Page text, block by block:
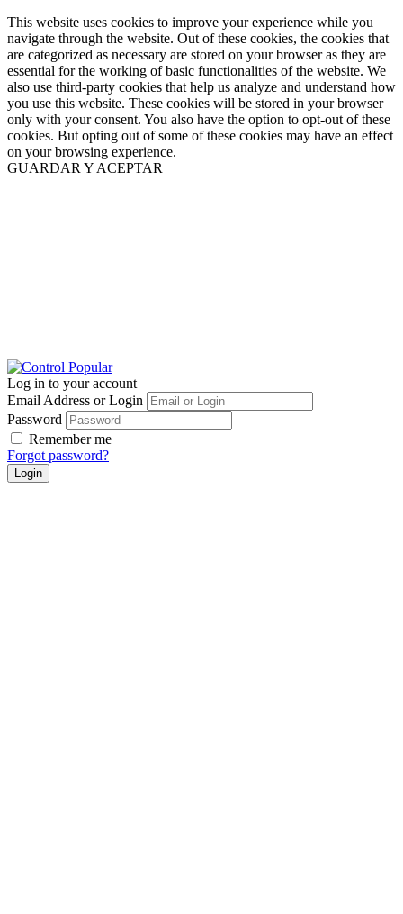
This website uses cookies to improve your experience while you
navigate through the website. Out of these cookies, the cookies that
are categorized as necessary are stored on your browser as they are
essential for the working of basic functionalities of the website. We
also use third-party cookies that help us analyze and understand how
you use this website. These cookies will be stored in your browser
only with your consent. You also have the option to opt-out of these
cookies. But opting out of some of these cookies may have an effect
on your browsing experience.
GUARDAR Y ACEPTAR
Log in to your account
Email Address or Login
Password
Remember me
Forgot password?
Login